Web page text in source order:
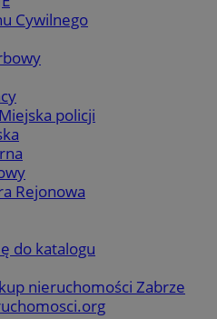
Cywilnego
policji
Rejonowa
do katalogu
nieruchomości Zabrze